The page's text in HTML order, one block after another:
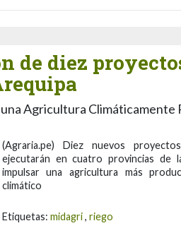
de diez
Agricultura Climáticamente
(Agraria.pe) Diez nuevos
ejecutarán en cuatro provincias de
impulsar una agricultura más
climático
Etiquetas: midagri, riego